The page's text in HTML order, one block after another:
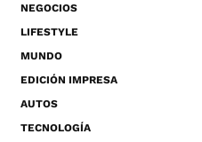
NEGOCIOS
LIFESTYLE
MUNDO
EDICIÓN IMPRESA
AUTOS
TECNOLOGÍA